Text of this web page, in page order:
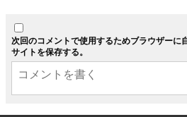
次回のコメントで使用するためブラウザーに
サイトを保存する。